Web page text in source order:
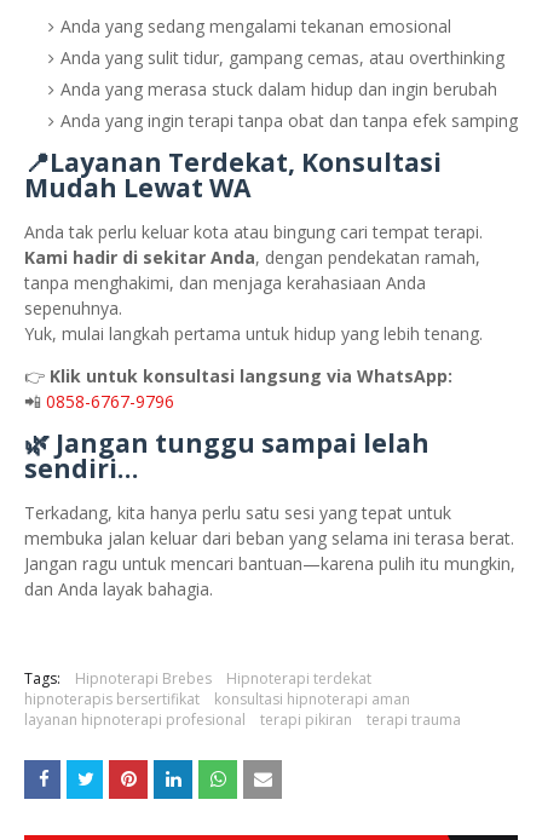
Anda yang sedang mengalami tekanan emosional
Anda yang sulit tidur, gampang cemas, atau overthinking
Anda yang merasa stuck dalam hidup dan ingin berubah
Anda yang ingin terapi tanpa obat dan tanpa efek samping
📍Layanan Terdekat, Konsultasi
Mudah Lewat WA
Anda tak perlu keluar kota atau bingung cari tempat terapi.
Kami hadir di sekitar Anda, dengan pendekatan ramah,
tanpa menghakimi, dan menjaga kerahasiaan Anda
sepenuhnya.
Yuk, mulai langkah pertama untuk hidup yang lebih tenang.
👉 Klik untuk konsultasi langsung via WhatsApp:
📲 0858-6767-9796
🌿 Jangan tunggu sampai lelah
sendiri…
Terkadang, kita hanya perlu satu sesi yang tepat untuk
membuka jalan keluar dari beban yang selama ini terasa berat.
Jangan ragu untuk mencari bantuan—karena pulih itu mungkin,
dan Anda layak bahagia.
Tags: Hipnoterapi Brebes
Hipnoterapi terdekat
hipnoterapis bersertifikat
konsultasi hipnoterapi aman
layanan hipnoterapi profesional
terapi pikiran terapi trauma